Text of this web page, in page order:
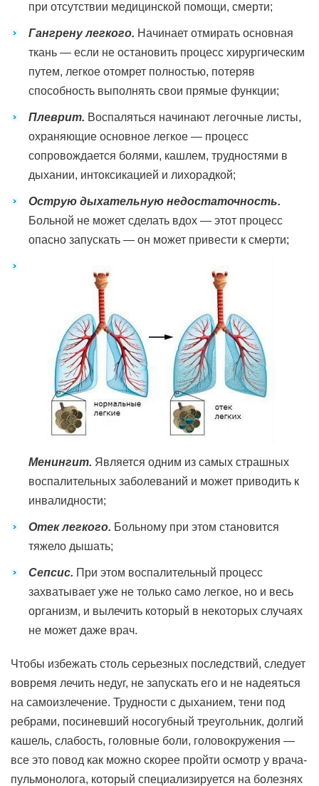
при отсутствии медицинской помощи, смерти;
Гангрену легкого. Начинает отмирать основная
ткань — если не остановить процесс хирургическим
путем, легкое отомрет полностью, потеряв
способность выполнять свои прямые функции;
Плеврит. Воспаляться начинают легочные листы,
охраняющие основное легкое — процесс
сопровождается болями, кашлем, трудностями в
дыхании, интоксикацией и лихорадкой;
Острую дыхательную недостаточность.
Больной не может сделать вдох — этот процесс
опасно запускать — он может привести к смерти;
Менингит. Является одним из самых страшных
воспалительных заболеваний и может приводить к
инвалидности;
Отек легкого. Больному при этом становится
тяжело дышать;
Сепсис. При этом воспалительный процесс
захватывает уже не только само легкое, но и весь
организм, и вылечить который в некоторых случаях
не может даже врач.
Чтобы избежать столь серьезных последствий, следует
вовремя лечить недуг, не запускать его и не надеяться
на самоизлечение. Трудности с дыханием, тени под
ребрами, посиневший носогубный треугольник, долгий
кашель, слабость, головные боли, головокружения —
все это повод как можно скорее пройти осмотр у врача-
пульмонолога, который специализируется на болезнях